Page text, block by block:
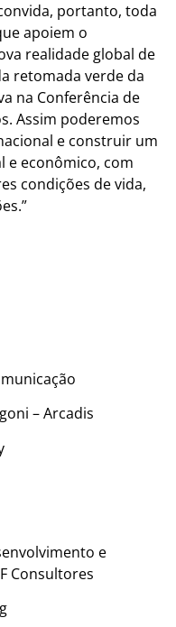
portanto, toda
apoiem o
realidade global de
retomada verde da
na Conferência de
Assim poderemos
e construir um
e econômico, com
condições de vida,
– Arcadis
e
Consultores